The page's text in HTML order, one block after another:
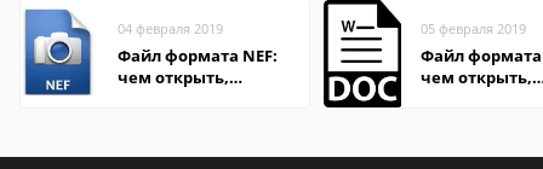
04 февраля 2019
Файл формата NEF:
чем открыть,
05 февраля 2019
Файл формата
чем открыть,